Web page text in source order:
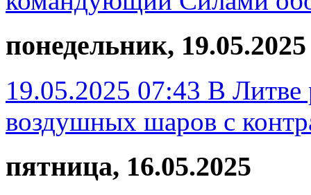
понедельник, 19.05.2025
19.05.2025 07:43 В Литве
воздушных шаров с
пятница, 16.05.2025